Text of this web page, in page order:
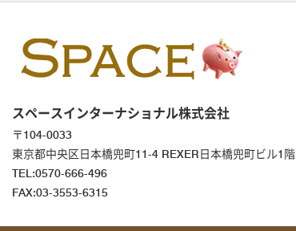
スペースインターナショナル株式会社
〒104-0033
東京都中央区日本橋兜町11-4 REXER日本橋兜町ビル1階
TEL:0570-666-496
FAX:03-3553-6315